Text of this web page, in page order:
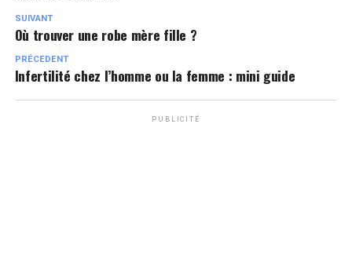
SUIVANT
Où trouver une robe mère fille ?
PRÉCEDENT
Infertilité chez l’homme ou la femme : mini guide
PUBLICITÉ